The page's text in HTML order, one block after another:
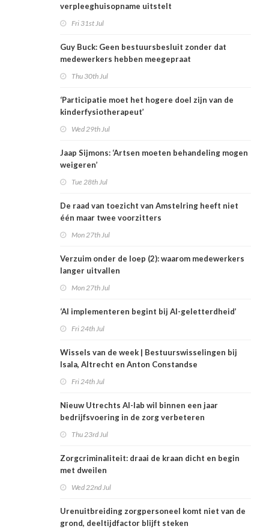
verpleeghuisopname uitstelt
Fri 31st Jul
Guy Buck: Geen bestuursbesluit zonder dat
medewerkers hebben meegepraat
Thu 30th Jul
‘Participatie moet het hogere doel zijn van de
kinderfysiotherapeut’
Wed 29th Jul
Jaap Sijmons: ‘Artsen moeten behandeling mogen
weigeren’
Tue 28th Jul
De raad van toezicht van Amstelring heeft niet
één maar twee voorzitters
Mon 27th Jul
Verzuim onder de loep (2): waarom medewerkers
langer uitvallen
Mon 27th Jul
‘AI implementeren begint bij AI-geletterdheid’
Fri 24th Jul
Wissels van de week | Bestuurswisselingen bij
Isala, Altrecht en Anton Constandse
Fri 24th Jul
Nieuw Utrechts AI-lab wil binnen een jaar
bedrijfsvoering in de zorg verbeteren
Thu 23rd Jul
Zorgcriminaliteit: draai de kraan dicht en begin
met dweilen
Wed 22nd Jul
Urenuitbreiding zorgpersoneel komt niet van de
grond, deeltijdfactor blijft steken